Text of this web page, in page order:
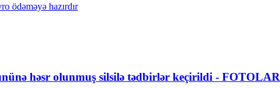
ödəməyə hazırdır
həsr olunmuş silsilə tədbirlər keçirildi - FOTOLAR